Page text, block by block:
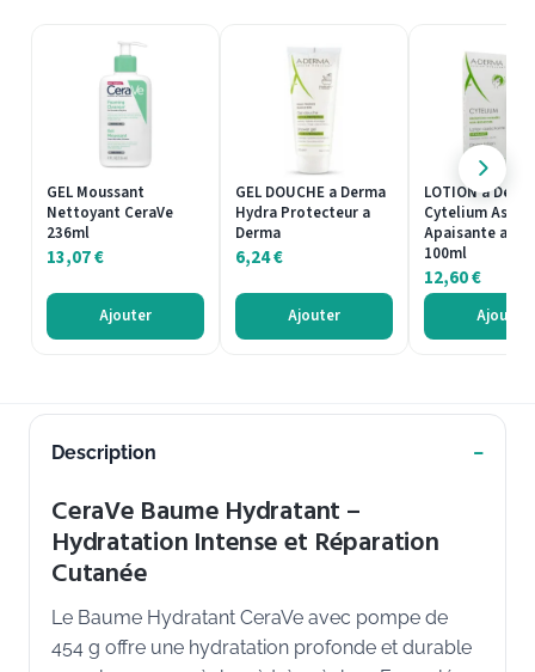
GEL Moussant
Nettoyant CeraVe
236ml
13,07€
Ajouter
GEL DOUCHE a Derma
Hydra Protecteur a
Derma
6,24€
Ajouter
LOTION a
Cytelium
Apaisante a
100ml
12,60€
Ajouter
Description
CeraVe Baume Hydratant –
Hydratation Intense et Réparation
Cutanée
Le Baume Hydratant CeraVe avec pompe de
454 g offre une hydratation profonde et durable